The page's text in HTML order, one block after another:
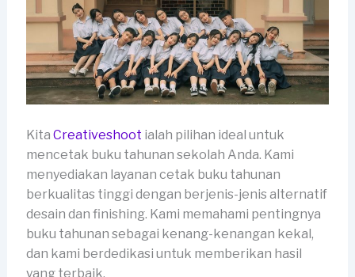
Kita Creativeshoot ialah pilihan ideal untuk
mencetak buku tahunan sekolah Anda. Kami
menyediakan layanan cetak buku tahunan
berkualitas tinggi dengan berjenis-jenis alternatif
desain dan finishing. Kami memahami pentingnya
buku tahunan sebagai kenang-kenangan kekal,
dan kami berdedikasi untuk memberikan hasil
yang terbaik.